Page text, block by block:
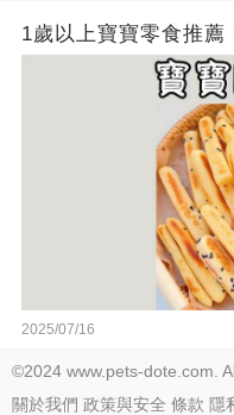
1歲以上寶寶零食推
2025/07/16
©2024 www.pets-dote.com.
關於我們 政策與安全 條款 隱